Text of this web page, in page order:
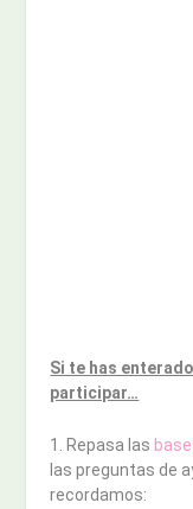
Si te has
participar…
1. Repasa las
las preguntas de
recordamos: